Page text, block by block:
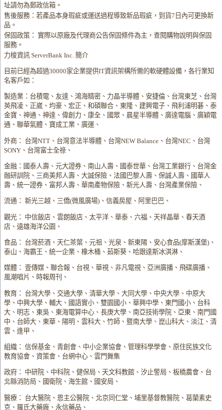
址請勿為郵政信箱。
售後服務：若產品本身瑕疵或運送過程導致新品瑕疵，到貨7日內可更換新
品。
保固政策： 實際以原廠及代理商公告保固條件為主，查閱購物說明與保固
服務。
力梭資訊 ServerBank Inc. 簡介
目前已經為超過30000家企業提供IT資訊架構所需的軟硬體設備，各行業知
名客戶如：
製造業：台積電、友達、鴻海精密、力晶半導體、安捷倫、台灣東芝、台灣
英飛凌、正崴、均豪、宏正、和碩聯合、東隆、建興電子、飛利浦明碁、泰
金寶、神通、神達、偉創力、康全、國眾、晨星半導體、廣達電腦、廣穎電
通、聯華氣體、寶成工業、廣運、
外商： 台灣NTT、台灣意法半導體、台灣NEW Balance、台灣NEC、台灣
SONY、台灣富士全祿、
金融：國泰人壽、元大證券、南山人壽、國泰世華、台灣工業銀行、台灣金
融研訓院、三商美邦人壽、大誠保險、法國巴黎人壽、保誠人壽、國華人
壽、統一證券、富邦人壽、華南產物保險、新光人壽、台灣產業保險、
流通： 新光三越、三僑(微風廣場)、信義房屋、阿里巴巴、
觀光： 中信飯店、雲朗飯店、太平洋、華泰、六福、天祥晶華、春天酒
店、遠雄海洋公園、
食品： 台灣菸酒、天仁茶葉、元祖、光泉、新東陽、安心食品(摩斯漢堡)、
泰山、海霸王、統一企業、橡木桶、茹斯葵、哈跟達斯冰淇淋、
媒體： 壹傳媒、聯合報、台視、華視、非凡電視、亞洲廣播、飛碟廣播、
風潮唱片、時報周刊、
教育： 台灣大學、交通大學、清華大學、大同大學、中央大學、中原大
學、中興大學、輔大、國語實小、雙園國小、華興中學、東門國小、台科
大、明志、東吳、東海電算中心、長庚大學、南亞技術學院、亞東、南門國
中、台師大、東華、陽明、雲科大、竹師、暨南大學、崑山科大、淡江、清
雲、逢甲、
組織： 信保基金、青創會、中小企業協會、管理科學學會、原住民族文化
教育協會、資策會、台網中心、雲門舞集
政府： 中研院、中科院、健保局、天文科教館、汐止警局、板橋農會、台
北縣消防局、國衛院、海生館、國安局、
醫療： 台大醫院、恩主公醫院、北京同仁堂、埔里基督教醫院、葛蘭素史
克、羅氏大藥廠、永信藥品、